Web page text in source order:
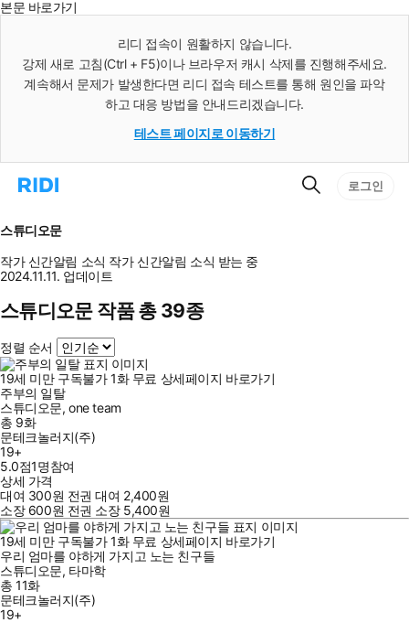
본문 바로가기
리디 접속이 원활하지 않습니다.
강제 새로 고침(Ctrl + F5)이나 브라우저 캐시 삭제를 진행해주세요.
계속해서 문제가 발생한다면 리디 접속 테스트를 통해 원인을 파악
하고 대응 방법을 안내드리겠습니다.
테스트 페이지로 이동하기
리
으
로
이
동
검
로그인
스튜디오문
작가 신간알림 소식 작가 신간알림 소식 받는 중
2024.11.11. 업데이트
스튜디오문 작품 총 39종
정렬 순서
19세 미만 구독불가 1화 무료 상세페이지 바로가기
주부의 일탈
스튜디오문,one team
총 9화
문테크놀러지(주)
19+
5.0점1명참여
상세 가격
대여 300원 전권 대여 2,400원
소장 600원 전권 소장 5,400원
19세 미만 구독불가 1화 무료 상세페이지 바로가기
우리 엄마를 야하게 가지고 노는 친구들
스튜디오문, 타마학
총 11화
문테크놀러지(주)
19+